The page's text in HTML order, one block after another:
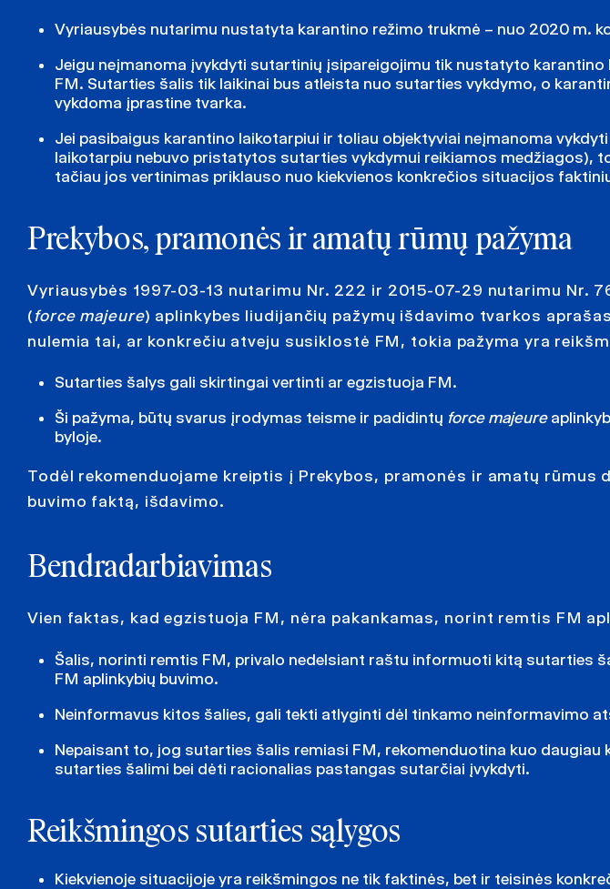
Vyriausybės nutarimu nustatyta karantino režimo trukmė – nuo 2020 m.
Jeigu neįmanoma įvykdyti sutartinių įsipareigojimu tik nustatyto karantino
FM. Sutarties šalis tik laikinai bus atleista nuo sutarties vykdymo, o
vykdoma įprastine tvarka.
Jei pasibaigus karantino laikotarpiui ir toliau objektyviai neįmanoma
laikotarpiu nebuvo pristatytos sutarties vykdymui reikiamos medžiagos),
tačiau jos vertinimas priklauso nuo kiekvienos konkrečios situacijos
Prekybos, pramonės ir amatų rūmų pažyma
Vyriausybės 1997-03-13 nutarimu Nr. 222 ir 2015-07-29 nutarimu Nr.
( force majeure) aplinkybes liudijančių pažymų išdavimo tvarkos
nulemia tai, ar konkrečiu atveju susiklostė FM, tokia pažyma yra
Sutarties šalys gali skirtingai vertinti ar egzistuoja FM.
Ši pažyma, būtų svarus įrodymas teisme ir padidintų force majeure
byloje.
Todėl rekomenduojame kreiptis į Prekybos, pramonės ir amatų rūmus
buvimo faktą, išdavimo.
Bendradarbiavimas
Vien faktas, kad egzistuoja FM, nėra pakankamas, norint remtis FM
Šalis, norinti remtis FM, privalo nedelsiant raštu informuoti kitą sutarties
FM aplinkybių buvimo.
Neinformavus kitos šalies, gali tekti atlyginti dėl tinkamo neinformavimo
Nepaisant to, jog sutarties šalis remiasi FM, rekomenduotina kuo
sutarties šalimi bei dėti racionalias pastangas sutarčiai įvykdyti.
Reikšmingos sutarties sąlygos
Kiekvienoje situacijoje yra reikšmingos ne tik faktinės, bet ir teisinės